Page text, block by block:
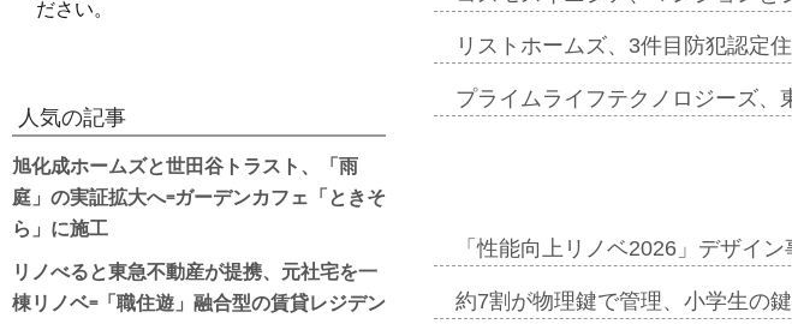
リストホームズ、3件目防犯認定
プライムライフテクノロジーズ
「性能向上リノベ2026」デザイ
約7割が物理鍵で管理、小学生の
ださい。
人気の記事
旭化成ホームズと世田谷トラスト、「雨
庭」の実証拡大へ=ガーデンカフェ「ときそ
ら」に施工
リノべると東急不動産が提携、元社宅を一
棟リノベ=「職住遊」融合型の賃貸レジデン